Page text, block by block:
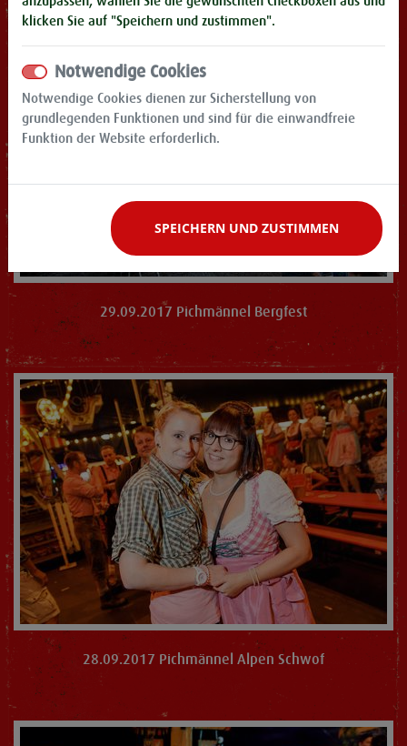
klicken Sie auf "Speichern und zustimmen".
Notwendige Cookies
Notwendige Cookies dienen zur Sicherstellung von
grundlegenden Funktionen und sind für die einwandfreie
Funktion der Website erforderlich.
SPEICHERN UND ZUSTIMMEN
29.09.2017 Pichmännel Bergfest
28.09.2017 Pichmännel Alpen Schwof